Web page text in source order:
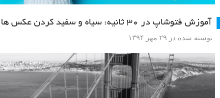
آموزش فتوشاپ در ۳۰ ثانیه: سیاه و سفید کردن عکس ها
نوشته شده در ۲۹ مهر ۱۳۹۴